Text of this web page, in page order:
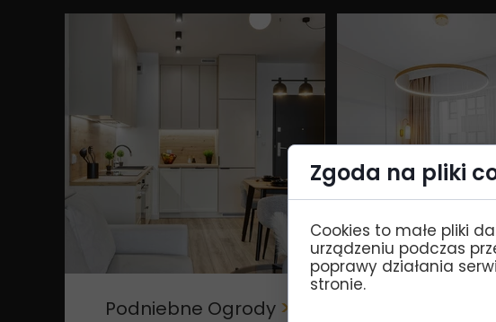
Podniebne Ogrody >
Zgoda na pliki
Cookies to małe pliki
urządzeniu podczas
poprawy działania
stronie.